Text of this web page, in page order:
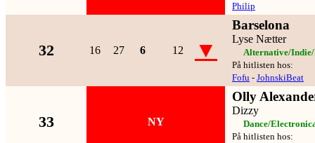
Philip
32 16 27 6 12 ▼
Barselona
Lyse Nætter
Alternative/
På hitlisten hos:
Fofu - JohnskiBeat
33 NY
Olly
Dizzy
Dance/
På hitlisten hos: